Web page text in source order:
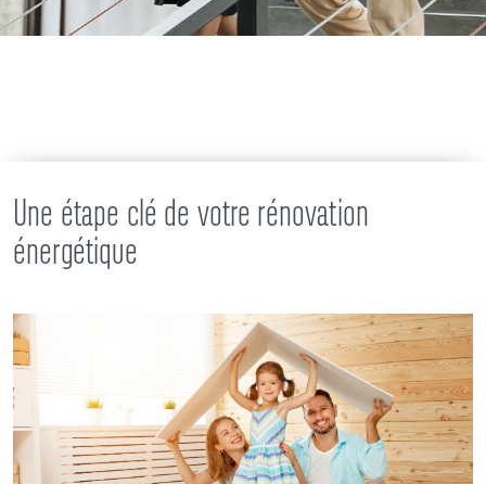
Une étape clé de votre rénovation
énergétique